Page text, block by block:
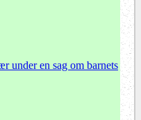
under en sag om barnets